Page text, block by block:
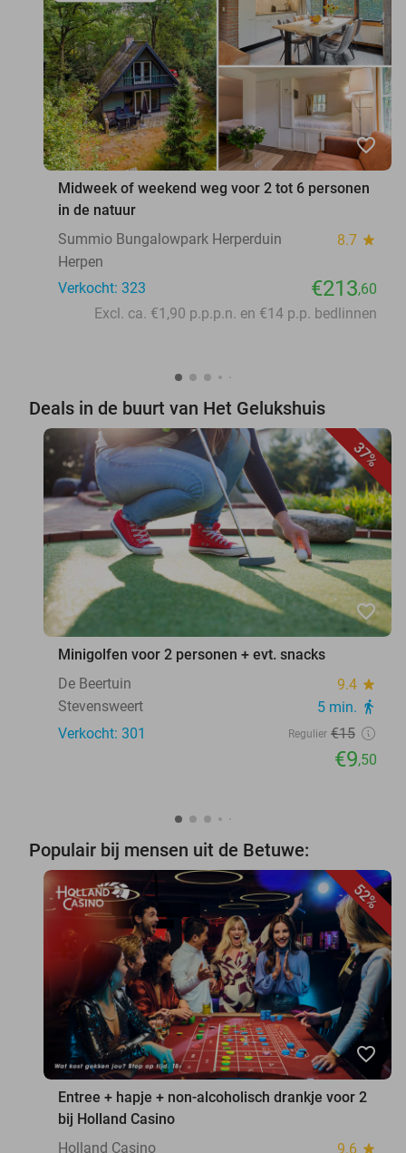
favorite_border
Midweek of weekend weg voor 2 tot 6 personen
in de natuur
Summio Bungalowpark Herperduin
8.7 star
Herpen
Verkocht: 323
€213,60
Excl. ca. €1,90 p.p.p.n. en €14 p.p. bedlinnen
Deals in de buurt van Het Gelukshuis
37%
favorite_border
Minigolfen voor 2 personen + evt. snacks
De Beertuin
9.4 star
Stevensweert 5 min. directions_walk
Verkocht: 301 Regulier €15
€9,50
Populair bij mensen uit de Betuwe:
52%
favorite_border
Entree + hapje + non-alcoholisch drankje voor 2
bij Holland Casino
Holland Casino
9.6 star